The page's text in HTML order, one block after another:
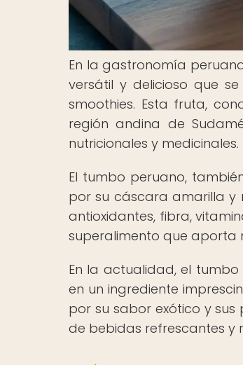
En la gastronomía
versátil y delicioso que
smoothies. Esta fruta,
región andina de
nutricionales y medicinales.
El tumbo peruano,
por su cáscara amarilla y
antioxidantes, fibra,
superalimento que aporta
En la actualidad, el
en un ingrediente
por su sabor exótico y
de bebidas refrescantes y